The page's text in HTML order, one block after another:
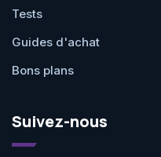
Tests
Guides d'achat
Bons plans
Suivez-nous